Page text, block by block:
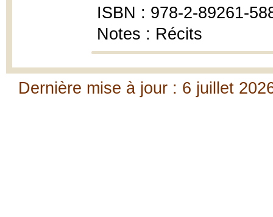
ISBN : 978-2-89261-
Notes : Récits
Dernière mise à jour : 6 juillet